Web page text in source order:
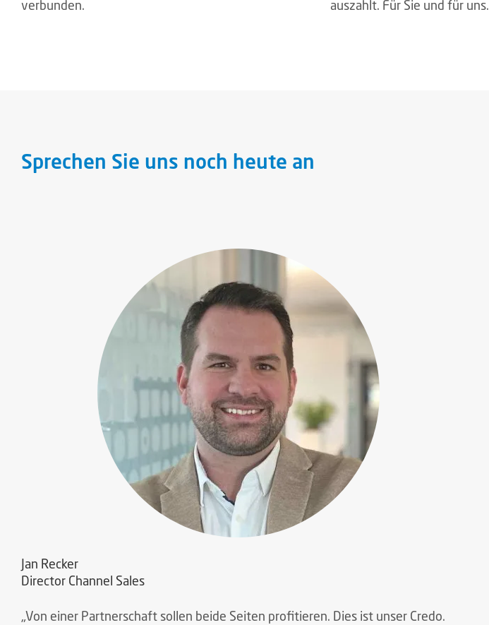
verbunden.
auszahlt. Für Sie und für uns.
Sprechen Sie uns noch heute an
Jan Recker
Director Channel Sales
„Von einer Partnerschaft sollen beide Seiten profitieren. Dies ist unser Credo.